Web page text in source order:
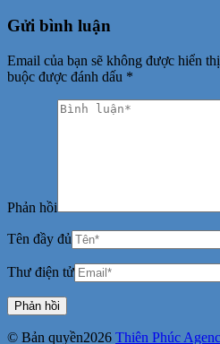
Gửi bình luận
Email của bạn sẽ không được hiển
buộc được đánh dấu *
Phản hồi
Tên đầy đủ
Thư điện tử
© Bản quyền2026 Thiên Phúc